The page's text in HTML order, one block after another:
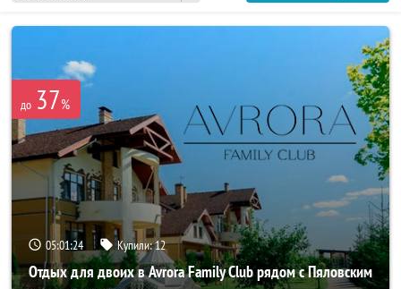
до 37%
05:01:23 Купили:12
Отдых для двоих в Avrora Family Club рядом с Пяловским